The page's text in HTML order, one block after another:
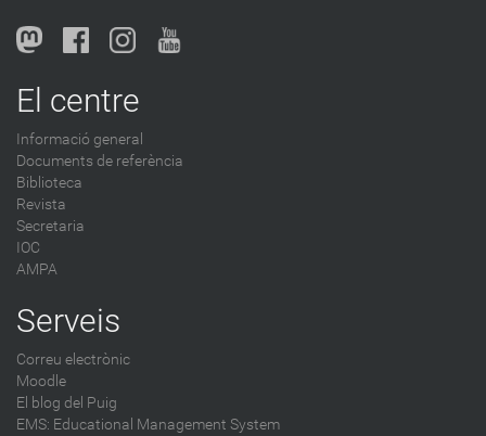
El centre
Informació general
Documents de referència
Biblioteca
Revista
Secretaria
IOC
AMPA
Serveis
Correu electrònic
Moodle
El blog del Puig
EMS: Educational Management System